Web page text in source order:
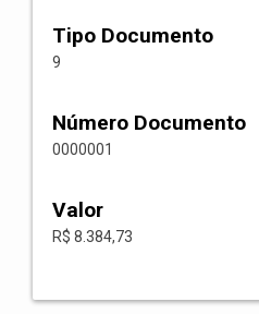
Tipo Documento
9
Número Documento
0000001
Valor
R$ 8.384,73